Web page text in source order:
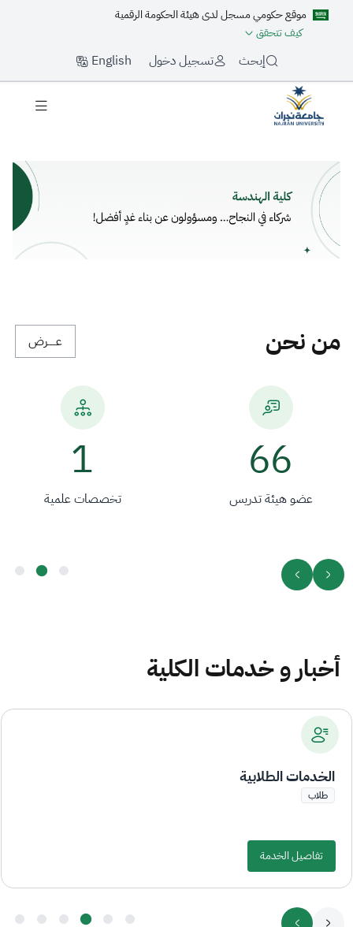
موقع حكومي مسجل لدى هيئة الحكومة الرقمية
كيف تتحقق
إبحث تسجيل دخول English
من نحن عـــــرض
66
عضو هيئة تدريس
1
تخصصات علمية
أخبار و خدمات الكلية
الخدمات الطلابية
طلاب
تفاصيل الخدمة